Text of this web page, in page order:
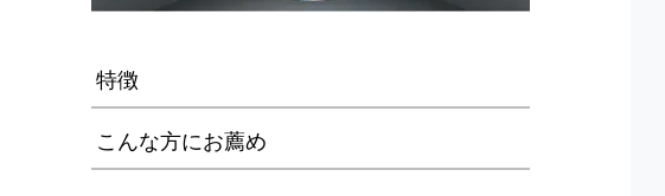
特徴
こんな方にお薦め